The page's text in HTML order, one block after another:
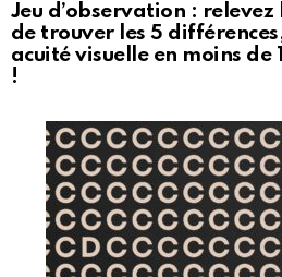
Jeu d’observation :
de trouver les 5
acuité visuelle en moins de
!